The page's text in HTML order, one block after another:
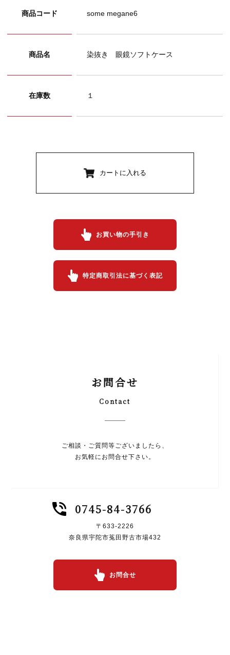
商品コード some megane6
商品名 染抜き 眼鏡ソフトケース
在庫数 １
カートに入れる
お買い物の手引き
特定商取引法に基づく表記
お問合せ
Contact
ご相談・ご質問等ございましたら、
お気軽にお問合せ下さい。
0745-84-3766
〒633-2226
奈良県宇陀市菟田野古市場432
お問合せ